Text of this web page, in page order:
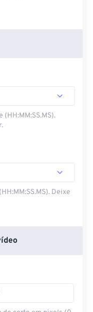
Deixe